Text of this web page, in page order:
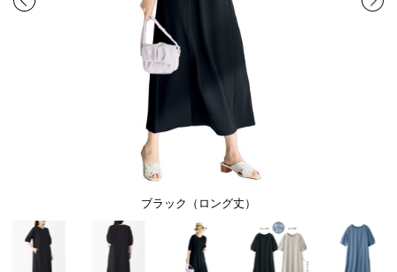
ブラック（ロング丈）